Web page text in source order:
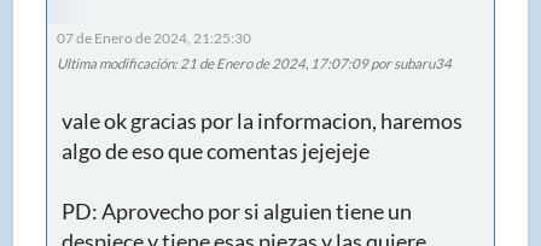
07 de Enero de 2024, 21:25:30
Ultima modificación: 21 de Enero de 2024, 17:07:09 por subaru34
vale ok gracias por la informacion, haremos
algo de eso que comentas jejejeje
PD: Aprovecho por si alguien tiene un